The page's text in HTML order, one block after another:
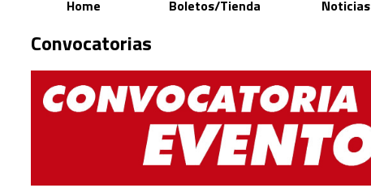
Home Boletos/Tienda Noticias
Convocatorias